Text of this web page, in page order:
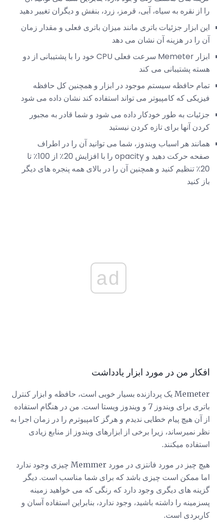
را از نقره به سیاه، آبی، قرمز، زرد، بنفش و دیگران تغییر دهید
این ابزار جزئیات باتری مانند میزان باتری فعلی و مقدار زمان
آن را در هزینه آن نشان می دهد
ابزار Memeter سرعت فعلی CPU خود را با پشتیبانی از دو
هسته پشتیبانی می کند
تمام حافظه سیستم موجود در ابزار و همچنین کل حافظه
فیزیکی که کامپیوتر می تواند استفاده کند نشان داده می شود
جزئیات به طور خودکار داده می شود و شما قادر به مجبور
کردن آنها برای تازه کردن نیستید
همانند هر اسباب ویندوز، شما می توانید آن را در اطراف
صفحه حرکت دهید و opacity را با افزایش 20٪ از 100٪ تا
20٪ تنظیم کنید و همچنین آن را در بالای همه پنجره های دیگر
باز کنید
ad
افکار من در مورد ابزار یادداشت
Memeter یک پردازنده بسیار خوبی است، حافظه و ابزار کنترل
باتری برای ویندوز 7 و ویندوز ویستا است. من در هنگام استفاده
از آن هیچ پیام خطایی ندیدم و هرگز کامپیوترم را در زمان اجرا به
نظر نمیرساند، زیرا برخی از ابزارهای ویندوز از منابع زیادی
استفاده میکنند.
هیچ چیز در مورد فانتزی در مورد Memmer چیزی وجود ندارد
اما ممکن است چیزی باشد که برای شما مناسب است. دیگر
گزینه های دیگری وجود دارد که رنگی که می خواهید زمینه
پسزمینه را داشته باشید، وجود ندارد، بنابراین استفاده آسان و
کاربردی است.